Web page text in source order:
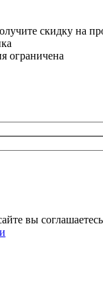
скидку на
вы